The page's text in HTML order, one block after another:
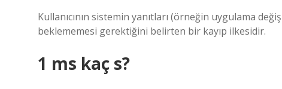
Kullanıcının sistemin yanıtları (örneğin uygulama
beklememesi gerektiğini belirten bir kayıp ilkesidir.
1 ms kaç s?